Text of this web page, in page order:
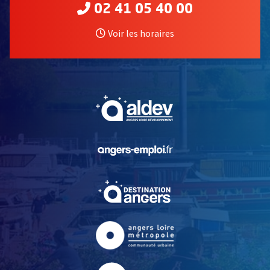
02 41 05 40 00
Voir les horaires
, Ouvre une nouvelle
, Ouvre une nouvelle